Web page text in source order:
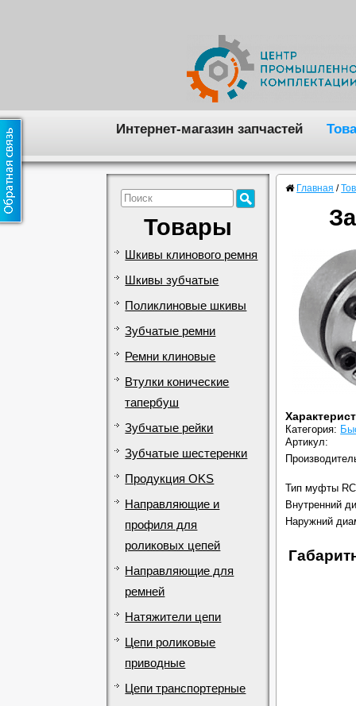
Интернет-магазин запчастей
Товары
Шкивы клинового ремня
Шкивы зубчатые
Поликлиновые шкивы
Зубчатые ремни
Ремни клиновые
Втулки конические
тапербуш
Зубчатые рейки
Зубчатые шестеренки
Продукция OKS
Направляющие и
профиля для
роликовых цепей
Направляющие для
ремней
Натяжители цепи
Цепи роликовые
приводные
Цепи транспортерные
Главная /
Категория:
Артикул:
Тип муфты
Внутренний
Наружний